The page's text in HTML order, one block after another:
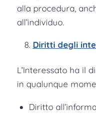
alla procedura,
all’individuo.
Diritti degli
L’Interessato ha il
in qualunque
Diritto